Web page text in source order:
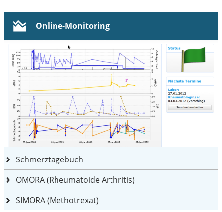
Online-Monitoring
Schmerztagebuch
OMORA (Rheumatoide Arthritis)
SIMORA (Methotrexat)